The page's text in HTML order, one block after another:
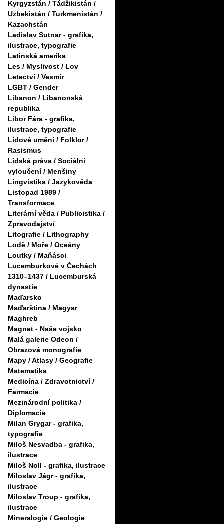
Kyrgyzstán / Tádžikistán /
Uzbekistán / Turkmenistán /
Kazachstán
Ladislav Sutnar - grafika,
ilustrace, typografie
Latinská amerika
Les / Myslivost / Lov
Letectví / Vesmír
LGBT / Gender
Libanon / Libanonská
republika
Libor Fára - grafika,
ilustrace, typografie
Lidové umění / Folklor /
Rasismus
Lidská práva / Sociální
vyloučení / Menšiny
Lingvistika / Jazykověda
Listopad 1989 /
Transformace
Literární věda / Publicistika /
Zpravodajství
Litografie / Lithography
Lodě / Moře / Oceány
Loutky / Maňásci
Lucemburkové v Čechách
1310–1437 / Lucemburská
dynastie
Maďarsko
Maďarština / Magyar
Maghreb
Magnet - Naše vojsko
Malá galerie Odeon /
Obrazová monografie
Mapy / Atlasy / Geografie
Matematika
Medicína / Zdravotnictví /
Farmacie
Mezinárodní politika /
Diplomacie
Milan Grygar - grafika,
typografie
Miloš Nesvadba - grafika,
ilustrace
Miloš Noll - grafika, ilustrace
Miloslav Jágr - grafika,
ilustrace
Miloslav Troup - grafika,
ilustrace
Mineralogie / Geologie